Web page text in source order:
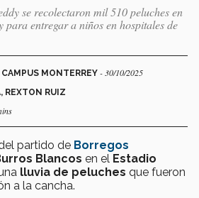
se recolectaron mil 510 peluches en
entregar a niños en hospitales de
MONTERREY - 30/10/2025
REXTON RUIZ
partido de Borregos
Blancos en el Estadio
lluvia de peluches que fueron
a la cancha.